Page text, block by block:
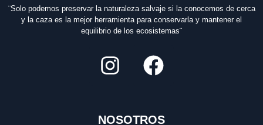
¨Solo podemos preservar la naturaleza salvaje si la conocemos de cerca
y la caza es la mejor herramienta para conservarla y mantener el
equilibrio de los ecosistemas¨
NOSOTROS